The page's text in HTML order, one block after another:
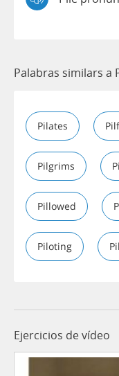
Palabras similars a
Pilates
Pilgrims
Pillowed
Piloting
Ejercicios de vídeo